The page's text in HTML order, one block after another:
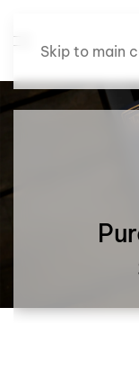
Skip to main